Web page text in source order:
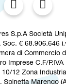
S.p.A Società
Soc. € 68.906.646
di Commercio
Imprese C.F/
10/12 Zona
Spinetta Marengo